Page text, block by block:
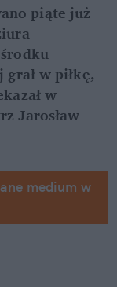
piąte już
w piłkę,
w
Jarosław
medium w